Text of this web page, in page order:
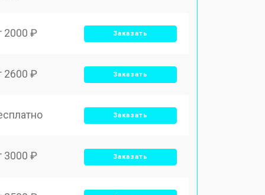
2000 ₽ Заказать
2600 ₽ Заказать
Заказать
3000 ₽ Заказать